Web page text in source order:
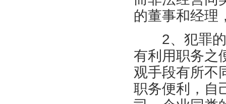
的董事和经理
2、犯罪的
有利用职务之
观手段有所不
职务便利，自